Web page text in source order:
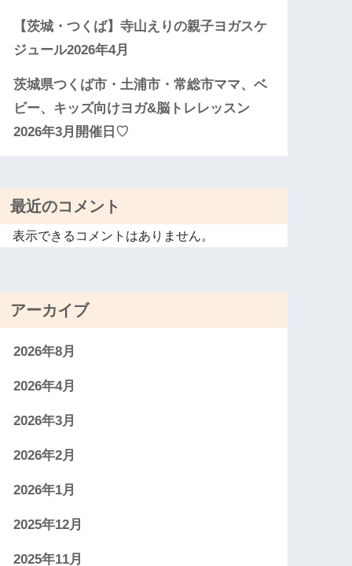
【茨城・つくば】寺山えりの親子ヨガスケ
ジュール2026年4月
茨城県つくば市・土浦市・常総市ママ、ベ
ビー、キッズ向けヨガ&脳トレレッスン
2026年3月開催日♡
最近のコメント
表示できるコメントはありません。
アーカイブ
2026年8月
2026年4月
2026年3月
2026年2月
2026年1月
2025年12月
2025年11月